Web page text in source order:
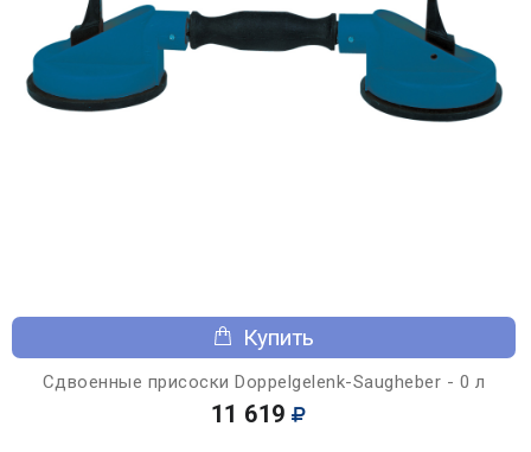
Купить
Сдвоенные присоски Doppelgelenk-Saugheber - 0 л
11 619